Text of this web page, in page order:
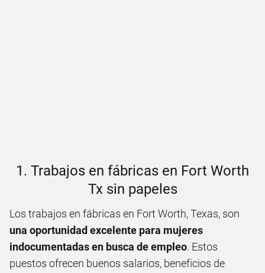
1. Trabajos en fábricas en Fort Worth
Tx sin papeles
Los trabajos en fábricas en Fort Worth, Texas, son
una oportunidad excelente para mujeres
indocumentadas en busca de empleo. Estos
puestos ofrecen buenos salarios, beneficios de